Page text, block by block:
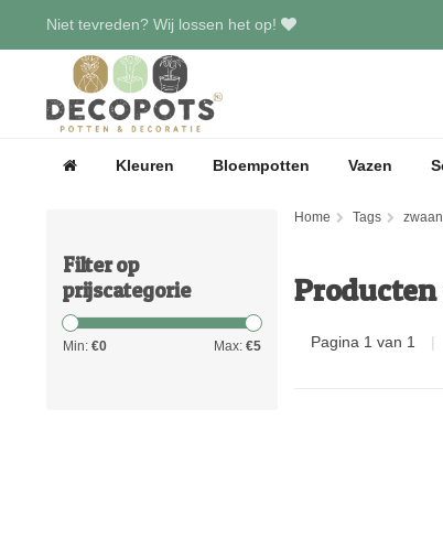
Niet tevreden? Wij lossen het op!
Kleuren Bloempotten Vazen
Filter op
prijscategorie
Min: €0 Max: €5
Home Tags zwaan
Pagina 1 van 1 |